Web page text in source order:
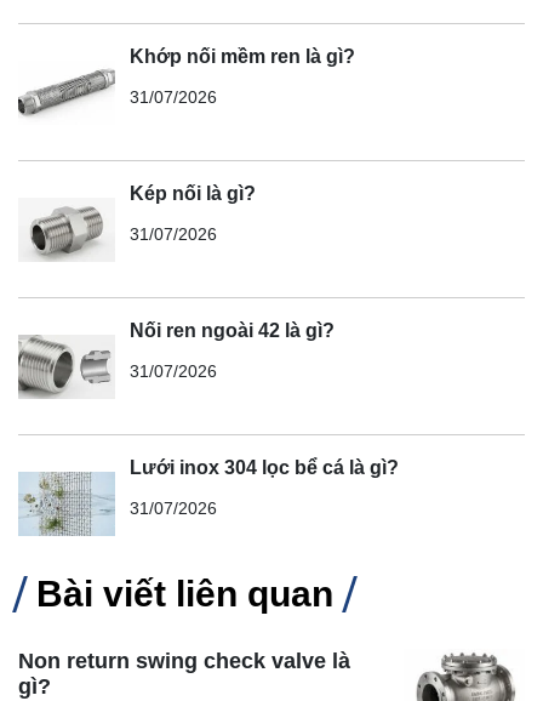
Khớp nối mềm ren là gì?
31/07/2026
Kép nối là gì?
31/07/2026
Nối ren ngoài 42 là gì?
31/07/2026
Lưới inox 304 lọc bể cá là gì?
31/07/2026
Bài viết liên quan
Non return swing check valve là
gì?